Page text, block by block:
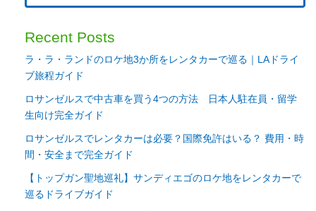
Recent Posts
ラ・ラ・ランドのロケ地3か所をレンタカーで巡る｜LAドライ
ブ旅程ガイド
ロサンゼルスで中古車を買う4つの方法 日本人駐在員・留学
生向け完全ガイド
ロサンゼルスでレンタカーは必要？国際免許はいる？ 費用・時
間・安全まで完全ガイド
【トップガン聖地巡礼】サンディエゴのロケ地をレンタカーで
巡るドライブガイド